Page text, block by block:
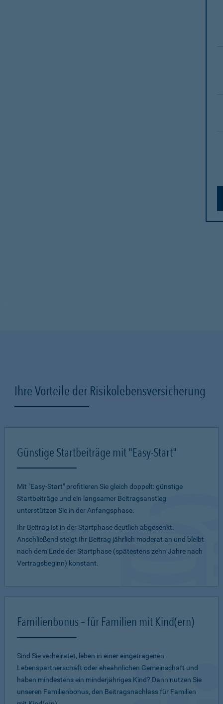
Ihre Vorteile der Risikolebensversicherung
Günstige Startbeiträge mit "Easy-Start"
Mit "Easy-Start" profitieren Sie gleich doppelt: günstige
Startbeiträge und ein lang­samer Beitragsanstieg
unterstützen Sie in der Anfangsphase.
Ihr Beitrag ist in der Startphase deutlich abgesenkt.
Anschließend steigt Ihr Beitrag jährlich moderat an und bleibt
nach dem Ende der Startphase (spätestens zehn Jahre nach
Vertragsbeginn) konstant.
Familienbonus – für Familien mit Kind(ern)
Sind Sie verheiratet, leben in einer eingetragenen
Lebenspartnerschaft oder eheähnlichen Gemeinschaft und
haben mindestens ein minderjähriges Kind? Dann nutzen Sie
unseren Familienbonus, den Beitragsnachlass für Familien